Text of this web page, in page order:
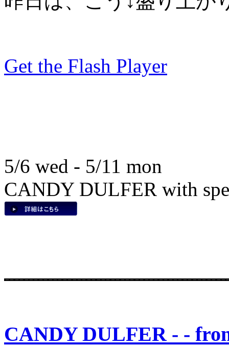
Get the Flash Player
5/6 wed - 5/11 mon
CANDY DULFER with
CANDY DULFER - -